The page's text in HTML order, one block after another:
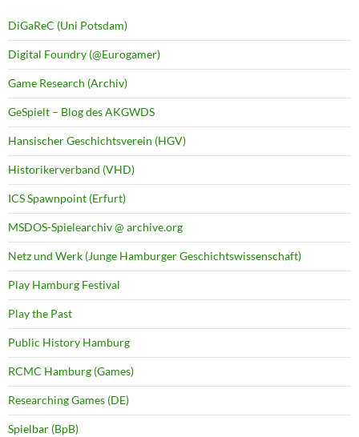
DiGaReC (Uni Potsdam)
Digital Foundry (@Eurogamer)
Game Research (Archiv)
GeSpielt – Blog des AKGWDS
Hansischer Geschichtsverein (HGV)
Historikerverband (VHD)
ICS Spawnpoint (Erfurt)
MSDOS-Spielearchiv @ archive.org
Netz und Werk (Junge Hamburger Geschichtswissenschaft)
Play Hamburg Festival
Play the Past
Public History Hamburg
RCMC Hamburg (Games)
Researching Games (DE)
Spielbar (BpB)